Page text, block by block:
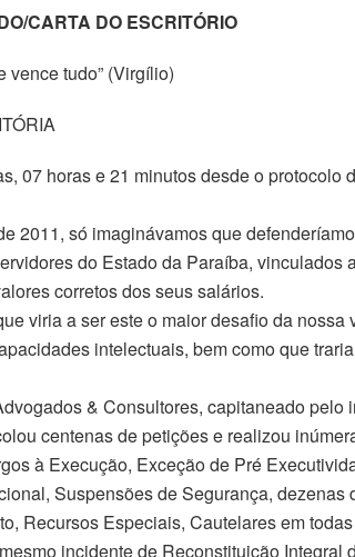
CARTA DO ESCRITÓRIO
vence tudo” (Virgílio)
07 horas e 21 minutos desde o protocolo
2011, só imaginávamos que
do Estado da Paraíba, vinculados
corretos dos seus salários.
viria a ser este o maior desafio da
intelectuais, bem como que
& Consultores, capitaneado
centenas de petições e realizou
à Execução, Exceção de Pré
Suspensões de Segurança, dezenas
Recursos Especiais, Cautelares em
incidente de Reconstituição Integral